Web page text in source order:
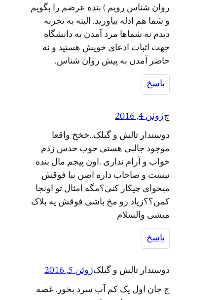
روان شناس رویم ) بنده عرضم را بگویم
و شما هم ادله بیاورید. البته به تجربه
دیدم نه شماها مرد آمدن به دانشگاه
جهت اثبات ادعای خویش هستید و نه
حاضر آمدن به پیش روان شناس.
پاسخ
جژوئن 4, 2016
دوستدار تالش و گیلک..خخخ واقعا
موجود جالبی هستی خوب حدس زدم
خواب و آرام نداری .اون پیجم مال بنده
نیست و صاحاب داره اصن بیا فوقش
میخوای چیکار کنی؟مگه امثال تو اونجا
کمن؟؟زیاد رو مخ باشی فوقش یه بلاک
میشی والسلام
پاسخ
دوستدار تالش و گیلکژوئن 5, 2016
ج جان اول یک کم آب سرد بخور. غصه